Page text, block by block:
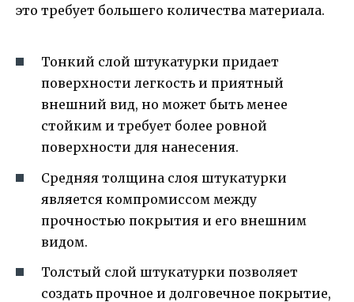
это требует большего количества материала.
Тонкий слой штукатурки придает
поверхности легкость и приятный
внешний вид, но может быть менее
стойким и требует более ровной
поверхности для нанесения.
Средняя толщина слоя штукатурки
является компромиссом между
прочностью покрытия и его внешним
видом.
Толстый слой штукатурки позволяет
создать прочное и долговечное покрытие,